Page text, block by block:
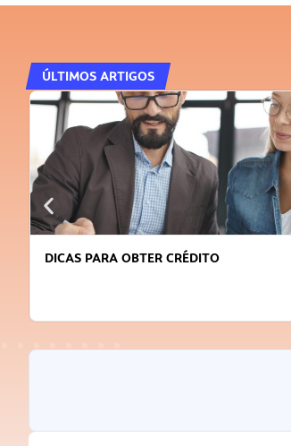
ÚLTIMOS ARTIGOS
DICAS PARA OBTER CRÉDITO